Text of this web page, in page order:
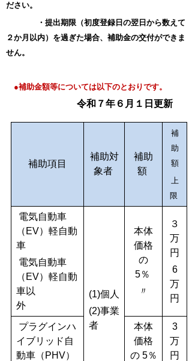
ださい。
・提出期限（初度登録日の翌日から数えて
２か月以内）を過ぎた場合、補助金の交付ができま
せん。
●補助金額等については以下のとおりです。
令和７年６ 月１日更新
補助項目
補助対
象者
補助
額
補
助
額
上
限
電気自動車
（EV）軽自動
車
電気自動車
（EV）軽自動
車以
外
(1)個人
(2)事業
者
本体
価格
の
5％
〃
３
万
円
6
万
円
プラグインハ
イブリッド自
動車（PHV）
本体
価格
の 5％
3
万
円